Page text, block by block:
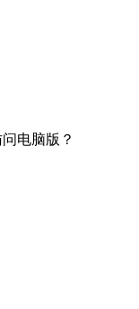
电脑版？